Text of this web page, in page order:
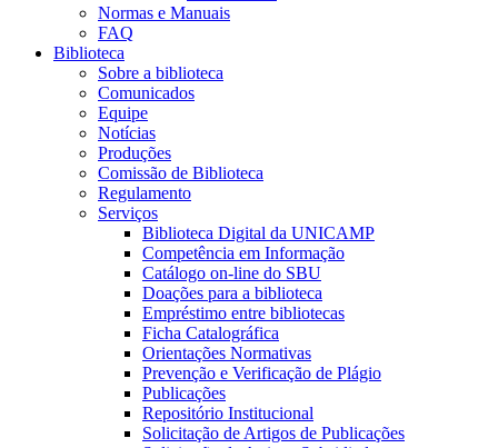
Normas e Manuais
FAQ
Biblioteca
Sobre a biblioteca
Comunicados
Equipe
Notícias
Produções
Comissão de Biblioteca
Regulamento
Serviços
Biblioteca Digital da UNICAMP
Competência em Informação
Catálogo on-line do SBU
Doações para a biblioteca
Empréstimo entre bibliotecas
Ficha Catalográfica
Orientações Normativas
Prevenção e Verificação de Plágio
Publicações
Repositório Institucional
Solicitação de Artigos de Publicações